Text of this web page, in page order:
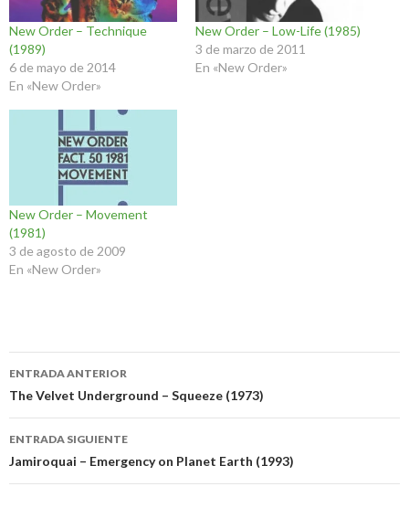
New Order – Technique
(1989)
6 de mayo de 2014
En «New Order»
New Order – Low-Life (1985)
3 de marzo de 2011
En «New Order»
New Order – Movement
(1981)
3 de agosto de 2009
En «New Order»
Navegación
de
entradas
ENTRADA ANTERIOR
The Velvet Underground – Squeeze (1973)
ENTRADA SIGUIENTE
Jamiroquai – Emergency on Planet Earth (1993)